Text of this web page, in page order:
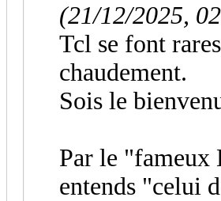
(21/12/2025,
Tcl se font
chaudement.
Sois le
Par le "fameux
entends "celui